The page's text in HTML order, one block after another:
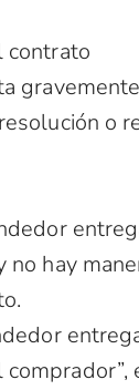
contrato
o
no hay